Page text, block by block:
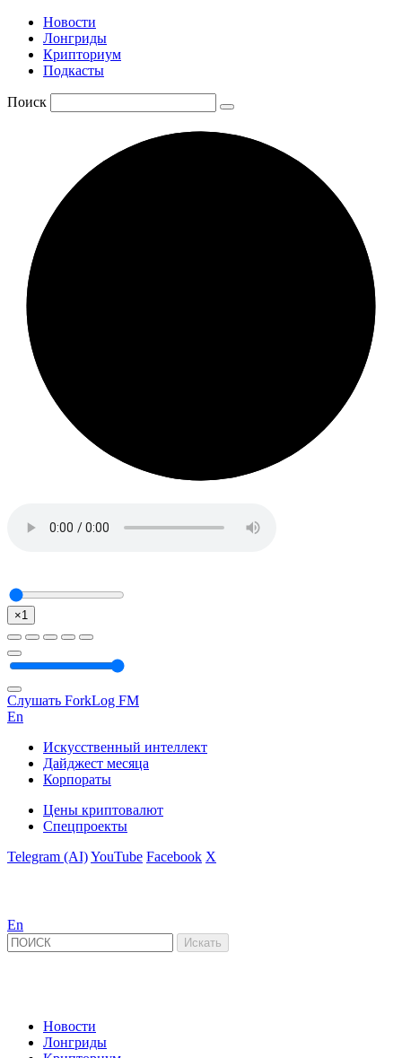
Новости
Лонгриды
Крипториум
Подкасты
Поиск
×1
Слушать ForkLog FM
En
Искусственный интеллект
Дайджест месяца
Корпораты
Цены криптовалют
Спецпроекты
Telegram (AI)YouTube Facebook X
En
Новости
Лонгриды